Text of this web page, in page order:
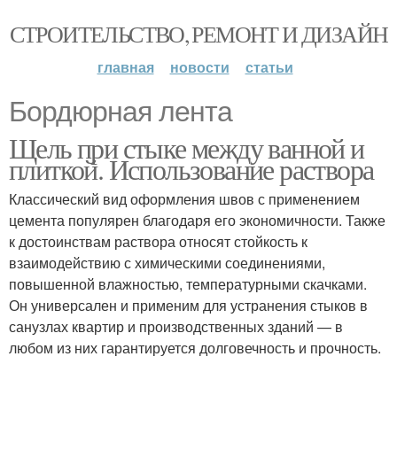
СТРОИТЕЛЬСТВО, РЕМОНТ И ДИЗАЙН
главная новости статьи
Бордюрная лента
Щель при стыке между ванной и
плиткой. Использование раствора
Классический вид оформления швов с применением
цемента популярен благодаря его экономичности. Также
к достоинствам раствора относят стойкость к
взаимодействию с химическими соединениями,
повышенной влажностью, температурными скачками.
Он универсален и применим для устранения стыков в
санузлах квартир и производственных зданий — в
любом из них гарантируется долговечность и прочность.